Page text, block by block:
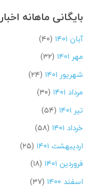
بایگانی ماهانه
آبان ۱۴۰۱
(۴۰)
مهر ۱۴۰۱
(۳۲)
شهریور ۱۴۰۱
(۲۴)
مرداد ۱۴۰۱
(۳۰)
تیر ۱۴۰۱
(۵۴)
خرداد ۱۴۰۱
(۵۸)
اردیبهشت ۱۴۰۱
(۲۵)
فروردین ۱۴۰۱
(۱۸)
اسفند ۱۴۰۰
(۳۷)